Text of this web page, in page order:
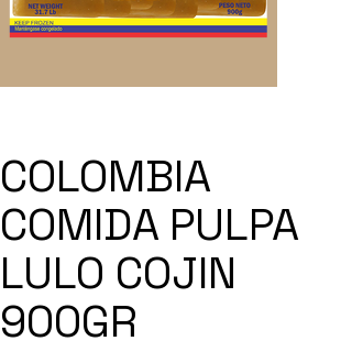
COLOMBIA
COMIDA PULPA
LULO COJIN
900GR